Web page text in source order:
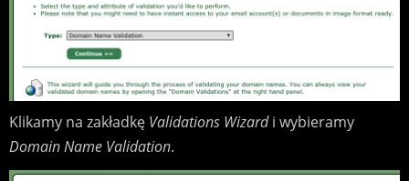
Klikamy na zakładkę Validations Wizardi wybieramy
Domain Name Validation.